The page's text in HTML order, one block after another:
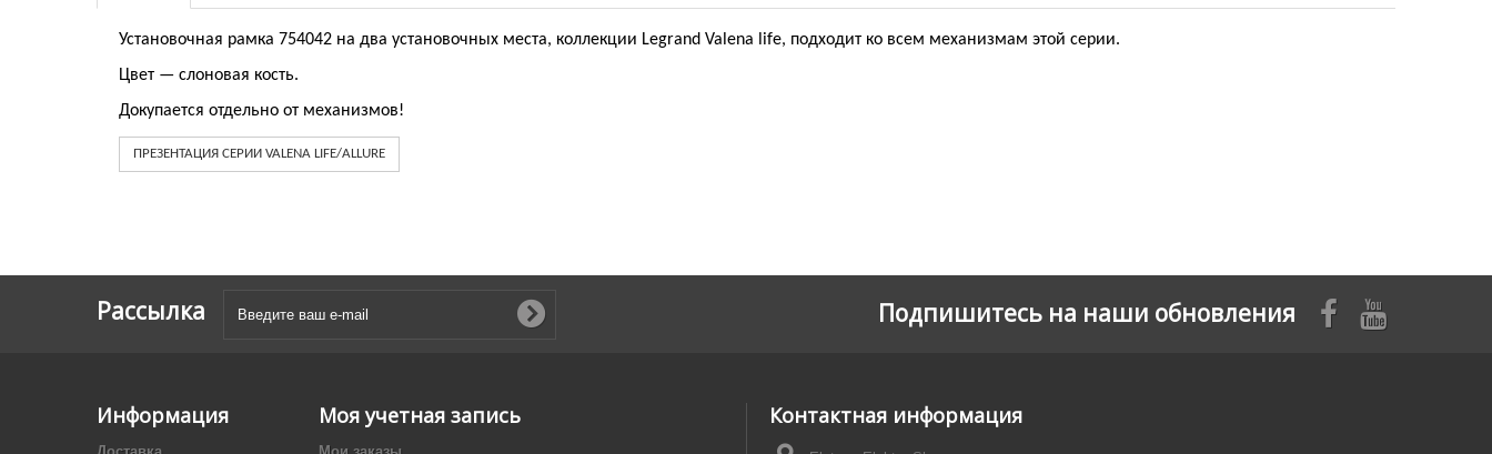
Установочная рамка 754042 на два установочных места, коллекции Legrand Valena life, подходит ко всем механизмам этой серии.
Цвет — слоновая кость.
Докупается отдельно от механизмов!
ПРЕЗЕНТАЦИЯ СЕРИИ VALENA LIFE/ALLURE
Рассылка Подпишитесь на наши обновления
Информация Моя учетная запись Контактная информация